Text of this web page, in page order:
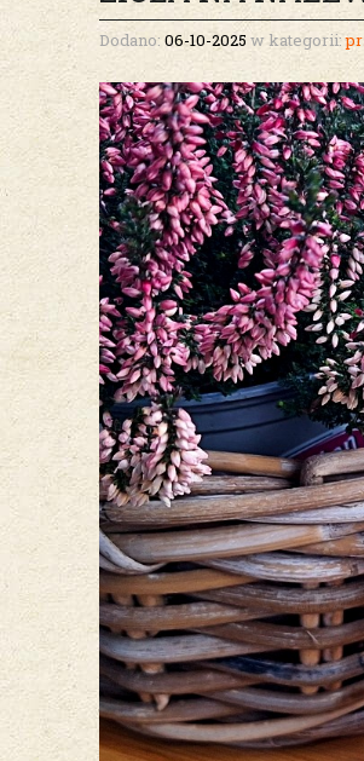
Dodano: 06-10-2025 w kategorii: